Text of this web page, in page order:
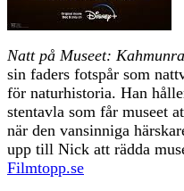
Natt på Museet:
sin faders fotspår som
för naturhistoria. Han
stentavla som får museet
när den vansinniga
upp till Nick att rädda
Filmtopp.se